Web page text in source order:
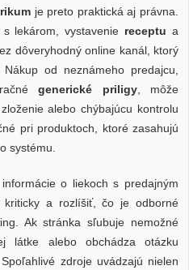
je preto praktická aj právna.
lekárom, vystavenie receptu a
dôveryhodný online kanál, ktorý
od neznámeho predajcu,
generické priligy, môže
alebo chýbajúcu kontrolu
pri produktoch, ktoré zasahujú
systému.
o liekoch s predajným
a rozlíšiť, čo je odborné
Ak stránka sľubuje nemožné
látke alebo obchádza otázku
zdroje uvádzajú nielen